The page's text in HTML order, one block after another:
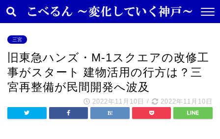
三宮
旧東急ハンズ・M-1スクエアの改修工
事がスタート 建物活用の行方は？三
宮再整備が民間開発へ波及
2022年11月10日 / 2022年11月10日